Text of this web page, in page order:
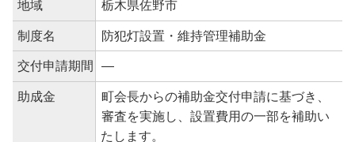
地域 栃木県佐野市
制度名 防犯灯設置・維持管理補助金
交付申請期間 ―
助成金
町会長からの補助金交付申請に基づき、
審査を実施し、設置費用の一部を補助い
たします。